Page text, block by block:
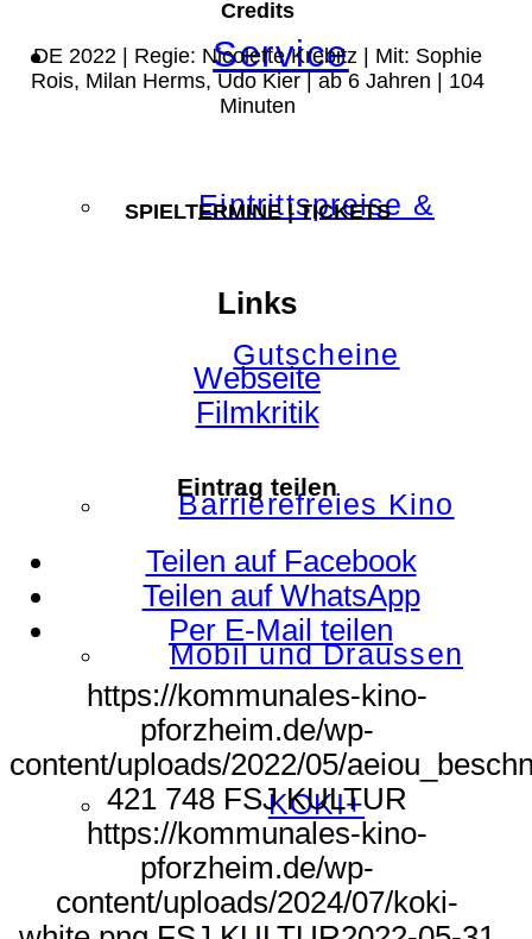
Service
Eintrittspreise &
Gutscheine
Barrierefreies Kino
Mobil und Draussen
KOKI+
Credits
DE 2022 | Regie: Nicolette Krebitz | Mit: Sophie
Rois, Milan Herms, Udo Kier | ab 6 Jahren | 104
Minuten
SPIELTERMINE | TICKETS
Links
Webseite
Filmkritik
Eintrag teilen
Teilen auf Facebook
Teilen auf WhatsApp
Per E-Mail teilen
https://kommunales-kino-
pforzheim.de/wp-
content/uploads/2022/05/
421 748 FSJ KULTUR
https://kommunales-kino-
pforzheim.de/wp-
content/uploads/2024/07/koki-